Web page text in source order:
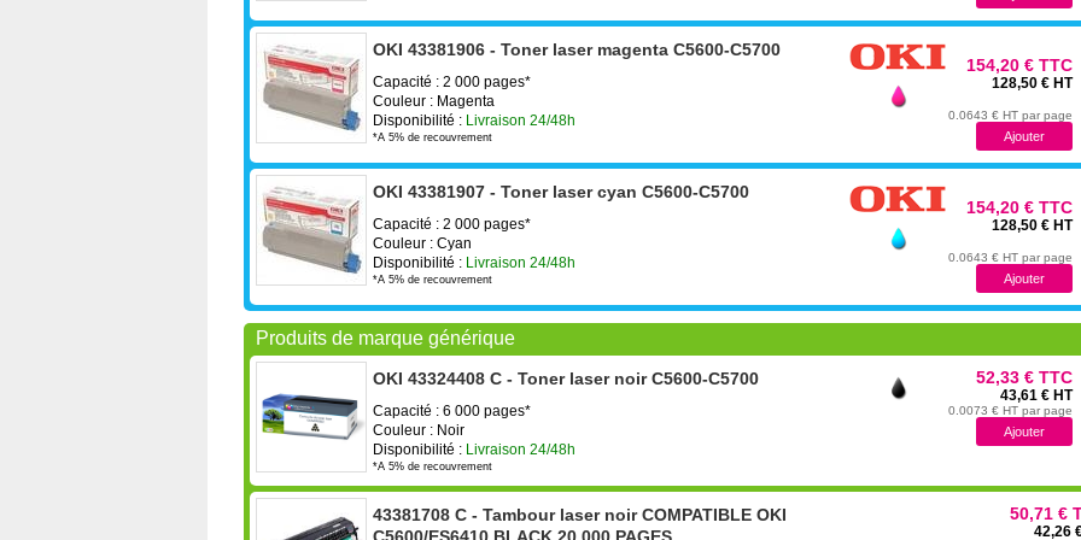
OKI 43381906 - Toner laser magenta C5600-C5700
Capacité : 2 000 pages*
Couleur : Magenta
Disponibilité : Livraison 24/48h
*A 5% de recouvrement
154,20 € TTC
128,50 € HT
0.0643 € HT par page
OKI 43381907 - Toner laser cyan C5600-C5700
Capacité : 2 000 pages*
Couleur : Cyan
Disponibilité : Livraison 24/48h
*A 5% de recouvrement
154,20 € TTC
128,50 € HT
0.0643 € HT par page
Produits de marque générique
OKI 43324408 C - Toner laser noir C5600-C5700
Capacité : 6 000 pages*
Couleur : Noir
Disponibilité : Livraison 24/48h
*A 5% de recouvrement
52,33 € TTC
43,61 € HT
0.0073 € HT par page
43381708 C - Tambour laser noir COMPATIBLE OKI
C5600/ES6410 BLACK 20 000 PAGES
50,71 €
42,26